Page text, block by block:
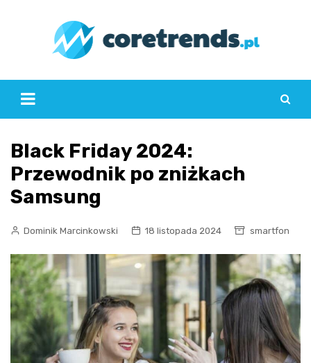
Black Friday 2024:
Przewodnik po zniżkach
Samsung
Dominik Marcinkowski 18 listopada 2024 smartfon